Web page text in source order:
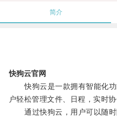
简介
快狗云官网
快狗云是一款拥有智能化功
户轻松管理文件、日程，实时
通过快狗云，用户可以随时